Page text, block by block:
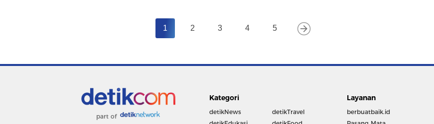
1 2 3 4 5
part of
Kategori
detikNews
detikTravel
Layanan
berbuatbaik.id